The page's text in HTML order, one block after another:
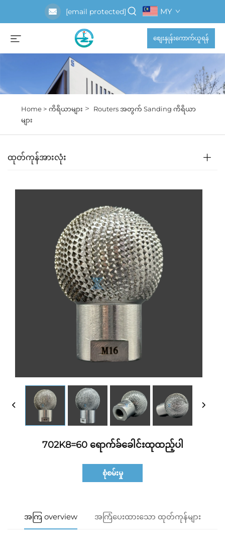
[email protected] MY
စျေးနှုန်းကောက်ယူရန်
Home > ကိရိယာများ >
Routers အတွက် Sanding ကိရိယာ
များ
ထုတ်ကုန်အားလုံး
702K8=60 ရောက်ခ်ခေါင်းထုထည့်ပါ
စုံစမ်းမှု
အကြ overview အကြံပေးထားသော ထုတ်ကုန်များ